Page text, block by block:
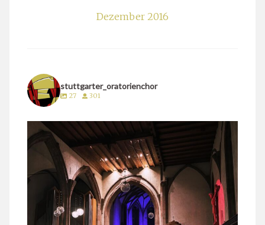
Dezember 2016
stuttgarter_oratorienchor
27 301
stuttgarter_oratorienchor
März 24